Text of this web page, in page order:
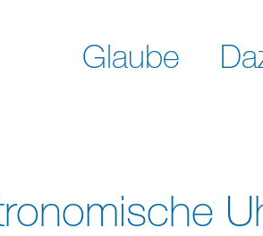
Glaube